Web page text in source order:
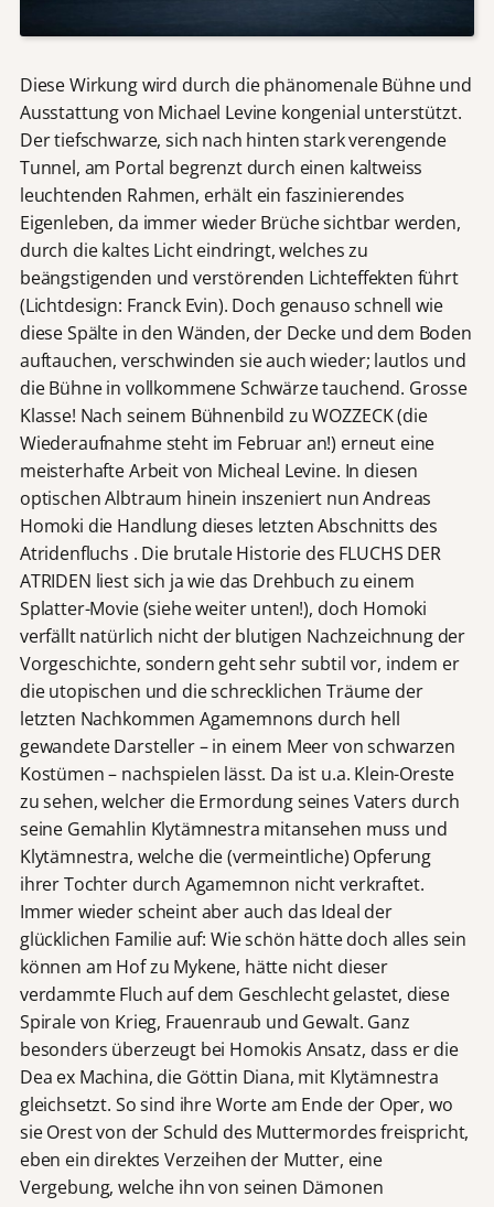
Diese Wirkung wird durch die phänomenale Bühne und
Ausstattung von Michael Levine kongenial unterstützt.
Der tiefschwarze, sich nach hinten stark verengende
Tunnel, am Portal begrenzt durch einen kaltweiss
leuchtenden Rahmen, erhält ein faszinierendes
Eigenleben, da immer wieder Brüche sichtbar werden,
durch die kaltes Licht eindringt, welches zu
beängstigenden und verstörenden Lichteffekten führt
(Lichtdesign: Franck Evin). Doch genauso schnell wie
diese Spälte in den Wänden, der Decke und dem Boden
auftauchen, verschwinden sie auch wieder; lautlos und
die Bühne in vollkommene Schwärze tauchend. Grosse
Klasse! Nach seinem Bühnenbild zu WOZZECK (die
Wiederaufnahme steht im Februar an!) erneut eine
meisterhafte Arbeit von Micheal Levine. In diesen
optischen Albtraum hinein inszeniert nun Andreas
Homoki die Handlung dieses letzten Abschnitts des
Atridenfluchs . Die brutale Historie des FLUCHS DER
ATRIDEN liest sich ja wie das Drehbuch zu einem
Splatter-Movie (siehe weiter unten!), doch Homoki
verfällt natürlich nicht der blutigen Nachzeichnung der
Vorgeschichte, sondern geht sehr subtil vor, indem er
die utopischen und die schrecklichen Träume der
letzten Nachkommen Agamemnons durch hell
gewandete Darsteller – in einem Meer von schwarzen
Kostümen – nachspielen lässt. Da ist u.a. Klein-Oreste
zu sehen, welcher die Ermordung seines Vaters durch
seine Gemahlin Klytämnestra mitansehen muss und
Klytämnestra, welche die (vermeintliche) Opferung
ihrer Tochter durch Agamemnon nicht verkraftet.
Immer wieder scheint aber auch das Ideal der
glücklichen Familie auf: Wie schön hätte doch alles sein
können am Hof zu Mykene, hätte nicht dieser
verdammte Fluch auf dem Geschlecht gelastet, diese
Spirale von Krieg, Frauenraub und Gewalt. Ganz
besonders überzeugt bei Homokis Ansatz, dass er die
Dea ex Machina, die Göttin Diana, mit Klytämnestra
gleichsetzt. So sind ihre Worte am Ende der Oper, wo
sie Orest von der Schuld des Muttermordes freispricht,
eben ein direktes Verzeihen der Mutter, eine
Vergebung, welche ihn von seinen Dämonen